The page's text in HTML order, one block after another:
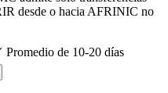
desde o hacia AFRINIC no
Promedio de 10-20 días